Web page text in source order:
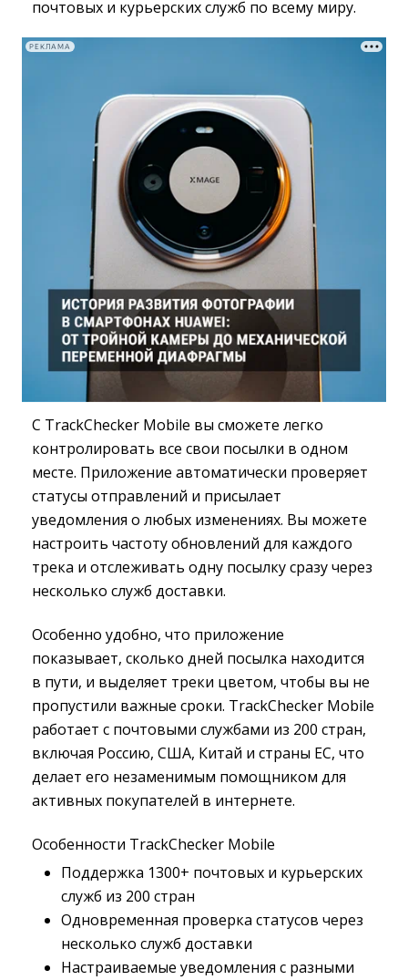
почтовых и курьерских служб по всему миру.
РЕКЛАМА
С TrackChecker Mobile вы сможете легко
контролировать все свои посылки в одном
месте. Приложение автоматически проверяет
статусы отправлений и присылает
уведомления о любых изменениях. Вы можете
настроить частоту обновлений для каждого
трека и отслеживать одну посылку сразу через
несколько служб доставки.
Особенно удобно, что приложение
показывает, сколько дней посылка находится
в пути, и выделяет треки цветом, чтобы вы не
пропустили важные сроки. TrackChecker Mobile
работает с почтовыми службами из 200 стран,
включая Россию, США, Китай и страны ЕС, что
делает его незаменимым помощником для
активных покупателей в интернете.
Особенности TrackChecker Mobile
Поддержка 1300+ почтовых и курьерских
служб из 200 стран
Одновременная проверка статусов через
несколько служб доставки
Настраиваемые уведомления с разными